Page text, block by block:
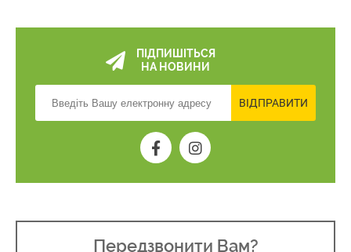
ПІДПИШІТЬСЯ
НА НОВИНИ
ВІДПРАВИТИ
Передзвонити Вам?